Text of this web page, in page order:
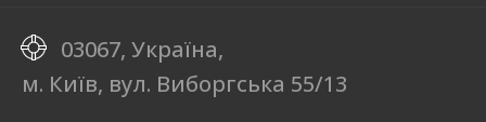
03067, Україна,
м. Київ, вул. Виборгська 55/13